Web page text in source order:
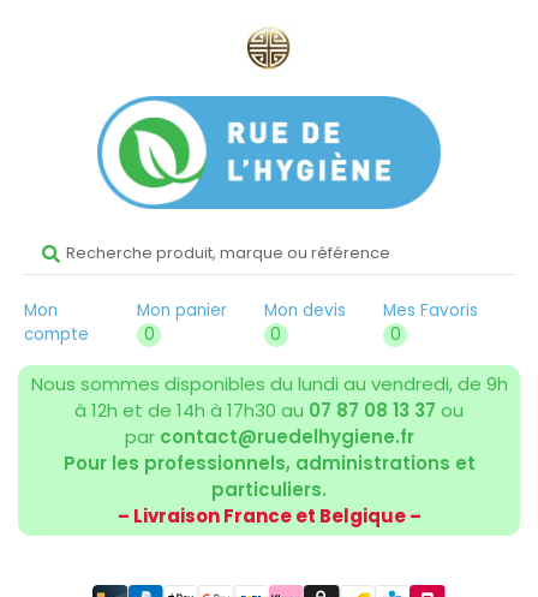
Mon
compte
Mon panier
0
Mon devis
0
Mes Favoris
0
Nous sommes disponibles du lundi au vendredi, de 9h
à 12h et de 14h à 17h30 au 07 87 08 13 37 ou
par contact@ruedelhygiene.fr
Pour les professionnels, administrations et
particuliers.
– Livraison France et Belgique –